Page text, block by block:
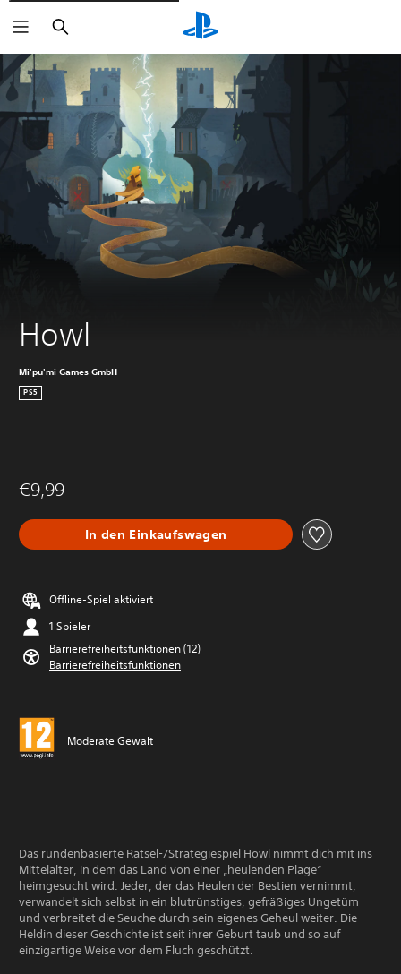
Suchen
Howl
Mi'pu'mi Games GmbH
PS5
€9,99
In den Einkaufswagen
Offline-Spiel aktiviert
1 Spieler
Barrierefreiheitsfunktionen (12)
Barrierefreiheitsfunktionen
Moderate Gewalt
Das rundenbasierte Rätsel-/Strategiespiel Howl nimmt dich mit ins
Mittelalter, in dem das Land von einer „heulenden Plage“
heimgesucht wird. Jeder, der das Heulen der Bestien vernimmt,
verwandelt sich selbst in ein blutrünstiges, gefräßiges Ungetüm
und verbreitet die Seuche durch sein eigenes Geheul weiter. Die
Heldin dieser Geschichte ist seit ihrer Geburt taub und so auf
einzigartige Weise vor dem Fluch geschützt.